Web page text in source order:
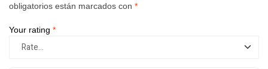
obligatorios están marcados con *
Your rating *